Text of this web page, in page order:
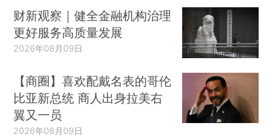
合交易成本经济学的能力逻辑？它们的规模是否太
大？应该在什么时间节点允许它们进行收购？是否
应该要求它们撤资？
在正式开始本文之前，我必须先介绍一下当前
复杂且动态系统导向的数字经济。尽管威廉姆森更
多地关注产业经济，但他非常清楚：之前基于资产
专用性特征把交易是安排给市场还是安排给层级制
财新观察｜健全金融机构治理
更好服务高质量发展
2026年08月09日
【商圈】喜欢配戴名表的哥伦
比亚新总统 商人出身拉美右
翼又一员
2026年08月09日